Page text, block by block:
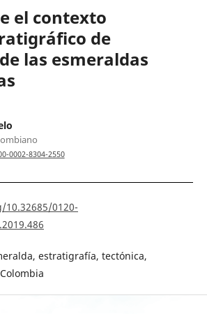
el contexto
de
las esmeraldas
0002-8304-2550
0120-
estratigrafía, tectónica,